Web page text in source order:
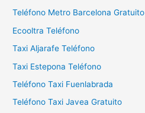
Teléfono Metro Barcelona Gratuito
Ecooltra Teléfono
Taxi Aljarafe Teléfono
Taxi Estepona Teléfono
Teléfono Taxi Fuenlabrada
Teléfono Taxi Javea Gratuito